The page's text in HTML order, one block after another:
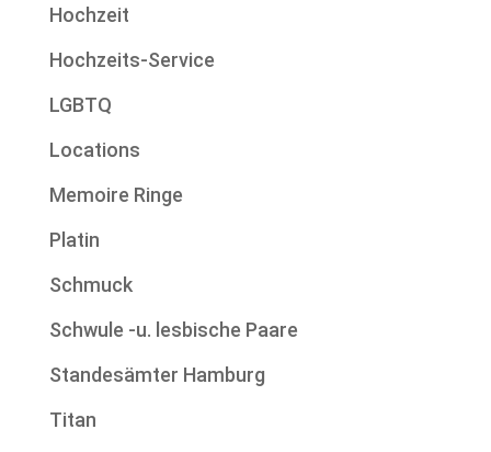
Hochzeit
Hochzeits-Service
LGBTQ
Locations
Memoire Ringe
Platin
Schmuck
Schwule -u. lesbische Paare
Standesämter Hamburg
Titan